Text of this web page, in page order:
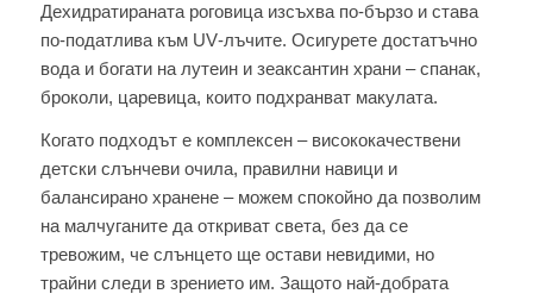
Дехидратираната роговица изсъхва по‑бързо и става
по‑податлива към UV‑лъчите. Осигурете достатъчно
вода и богати на лутеин и зеаксантин храни – спанак,
броколи, царевица, които подхранват макулата.
Когато подходът е комплексен – висококачествени
детски слънчеви очила, правилни навици и
балансирано хранене – можем спокойно да позволим
на малчуганите да откриват света, без да се
тревожим, че слънцето ще остави невидими, но
трайни следи в зрението им. Защото най‑добрата